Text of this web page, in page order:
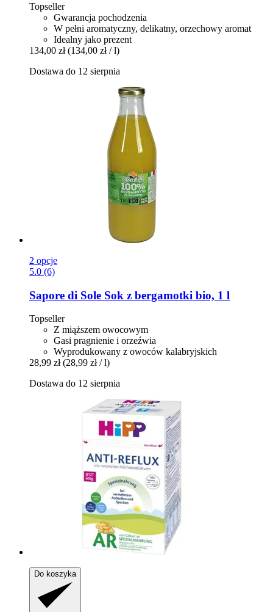
Topseller
Gwarancja pochodzenia
W pełni aromatyczny, delikatny, orzechowy aromat
Idealny jako prezent
134,00 zł (134,00 zł / l)
Dostawa do 12 sierpnia
2 opcje
5.0 (6)
Sapore di Sole Sok z bergamotki bio, 1 l
Topseller
Z miąższem owocowym
Gasi pragnienie i orzeźwia
Wyprodukowany z owoców kalabryjskich
28,99 zł (28,99 zł / l)
Dostawa do 12 sierpnia
Do koszyka